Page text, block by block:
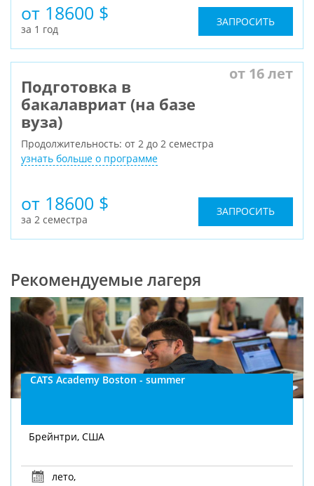
от 18600 $
за 1 год
ЗАПРОСИТЬ
Подготовка в
бакалавриат (на базе
вуза)
от 16 лет
Продолжительность: от 2 до 2 семестра
узнать больше о программе
от 18600 $
за 2 семестра
ЗАПРОСИТЬ
Рекомендуемые лагеря
CATS Academy Boston - summer
Брейнтри, США
лето,